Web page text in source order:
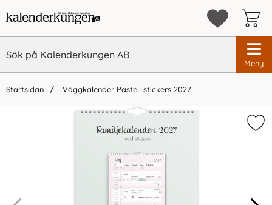
Meny
Startsidan Väggkalender Pastell stickers 2027
Vi rekommenderar